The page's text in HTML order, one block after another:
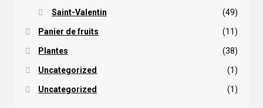
Saint-Valentin (49)
Panier de fruits (11)
Plantes (38)
Uncategorized (1)
Uncategorized (1)